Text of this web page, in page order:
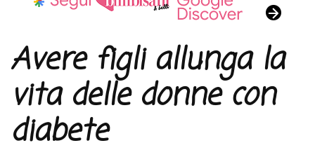
Avere figli allunga la
vita delle donne con
diabete